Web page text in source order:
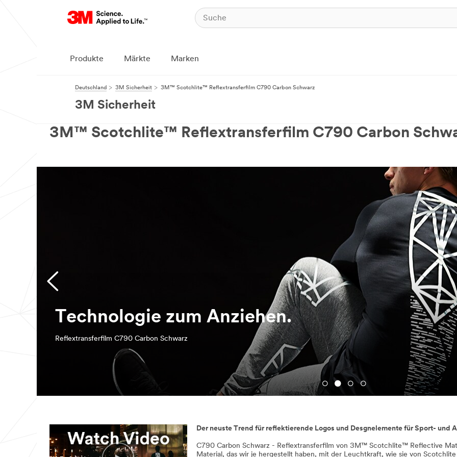
Produkte Märkte Marken
Deutschland 3M Sicherheit 3M™ Scotchlite™ Reflextransferfilm C790 Carbon Schwarz
3M Sicherheit
3M™ Scotchlite™ Reflextransferfilm C790 Carbon
Technologie zum Anziehen.
Reflextransferfilm C790 Carbon Schwarz
Der neuste Trend für reflektierende Logos und Desgnelemente für Sport- und
C790 Carbon Schwarz - Reflextransferfilm von 3M™ Scotchlite™ Reflective
Material, das wir je hergestellt haben, mit der Leuchtkraft, wie sie von